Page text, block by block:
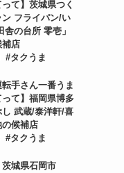
て】茨城県つく
フライパン/い
舎の台所 零壱」
店
#タクうま
転手さん一番うま
て】福岡県博多
し 武蔵/泰洋軒/喜
候補店
#タクうま
茨城県石岡市